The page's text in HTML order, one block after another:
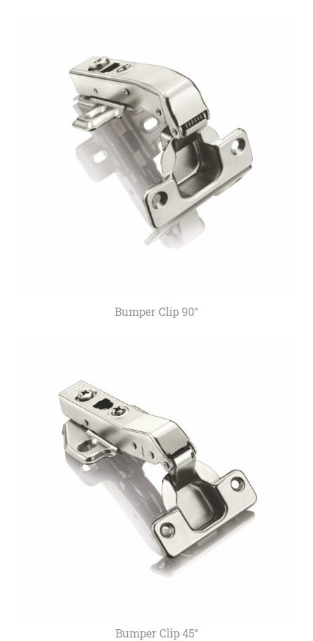
Bumper Clip 90°
Bumper Clip 45°